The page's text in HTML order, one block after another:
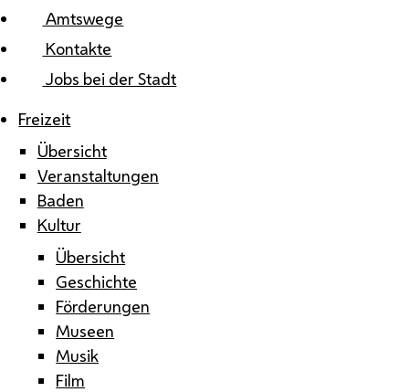
Amtswege
Kontakte
Jobs bei der Stadt
Freizeit
Übersicht
Veranstaltungen
Baden
Kultur
Übersicht
Geschichte
Förderungen
Museen
Musik
Film